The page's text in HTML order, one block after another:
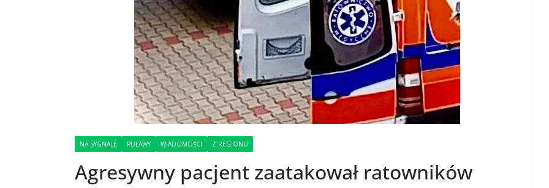
NA SYGNALE PUŁAWY WIADOMOŚCI Z REGIONU
Agresywny pacjent zaatakował ratowników